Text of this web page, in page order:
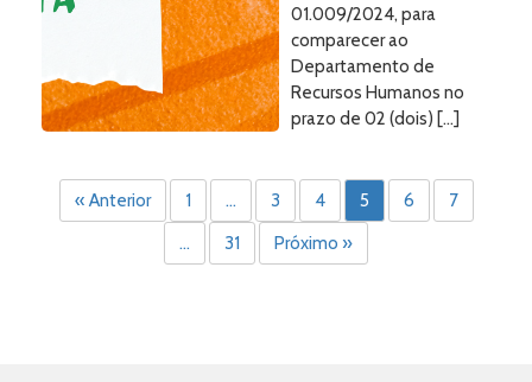
01.009/2024, para
comparecer ao
Departamento de
Recursos Humanos no
prazo de 02 (dois) […]
« Anterior 1 … 3 4 5 6
7
…
31 Próximo »